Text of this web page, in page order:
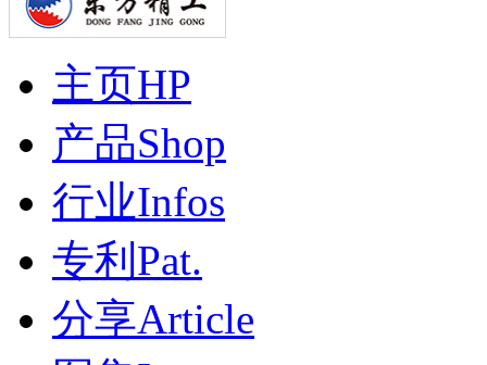
主页HP
产品Shop
行业Infos
专利Pat.
分享Article